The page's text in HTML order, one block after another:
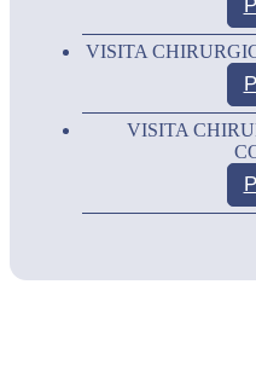
VISITA
VISITA